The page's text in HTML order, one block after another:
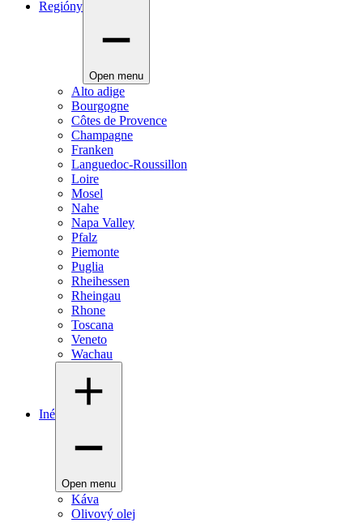
Regióny
Open menu
Alto adige
Bourgogne
Côtes de Provence
Champagne
Franken
Languedoc-Roussillon
Loire
Mosel
Nahe
Napa Valley
Pfalz
Piemonte
Puglia
Rheihessen
Rheingau
Rhone
Toscana
Veneto
Wachau
Iné
Open menu
Káva
Olivový olej